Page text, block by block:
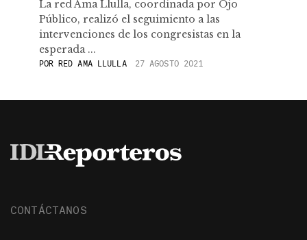
La red Ama Llulla, coordinada por Ojo
Público, realizó el seguimiento a las
intervenciones de los congresistas en la
esperada ...
PORRED AMA LLULLA 27 AGOSTO 2021
CONTÁCTANOS